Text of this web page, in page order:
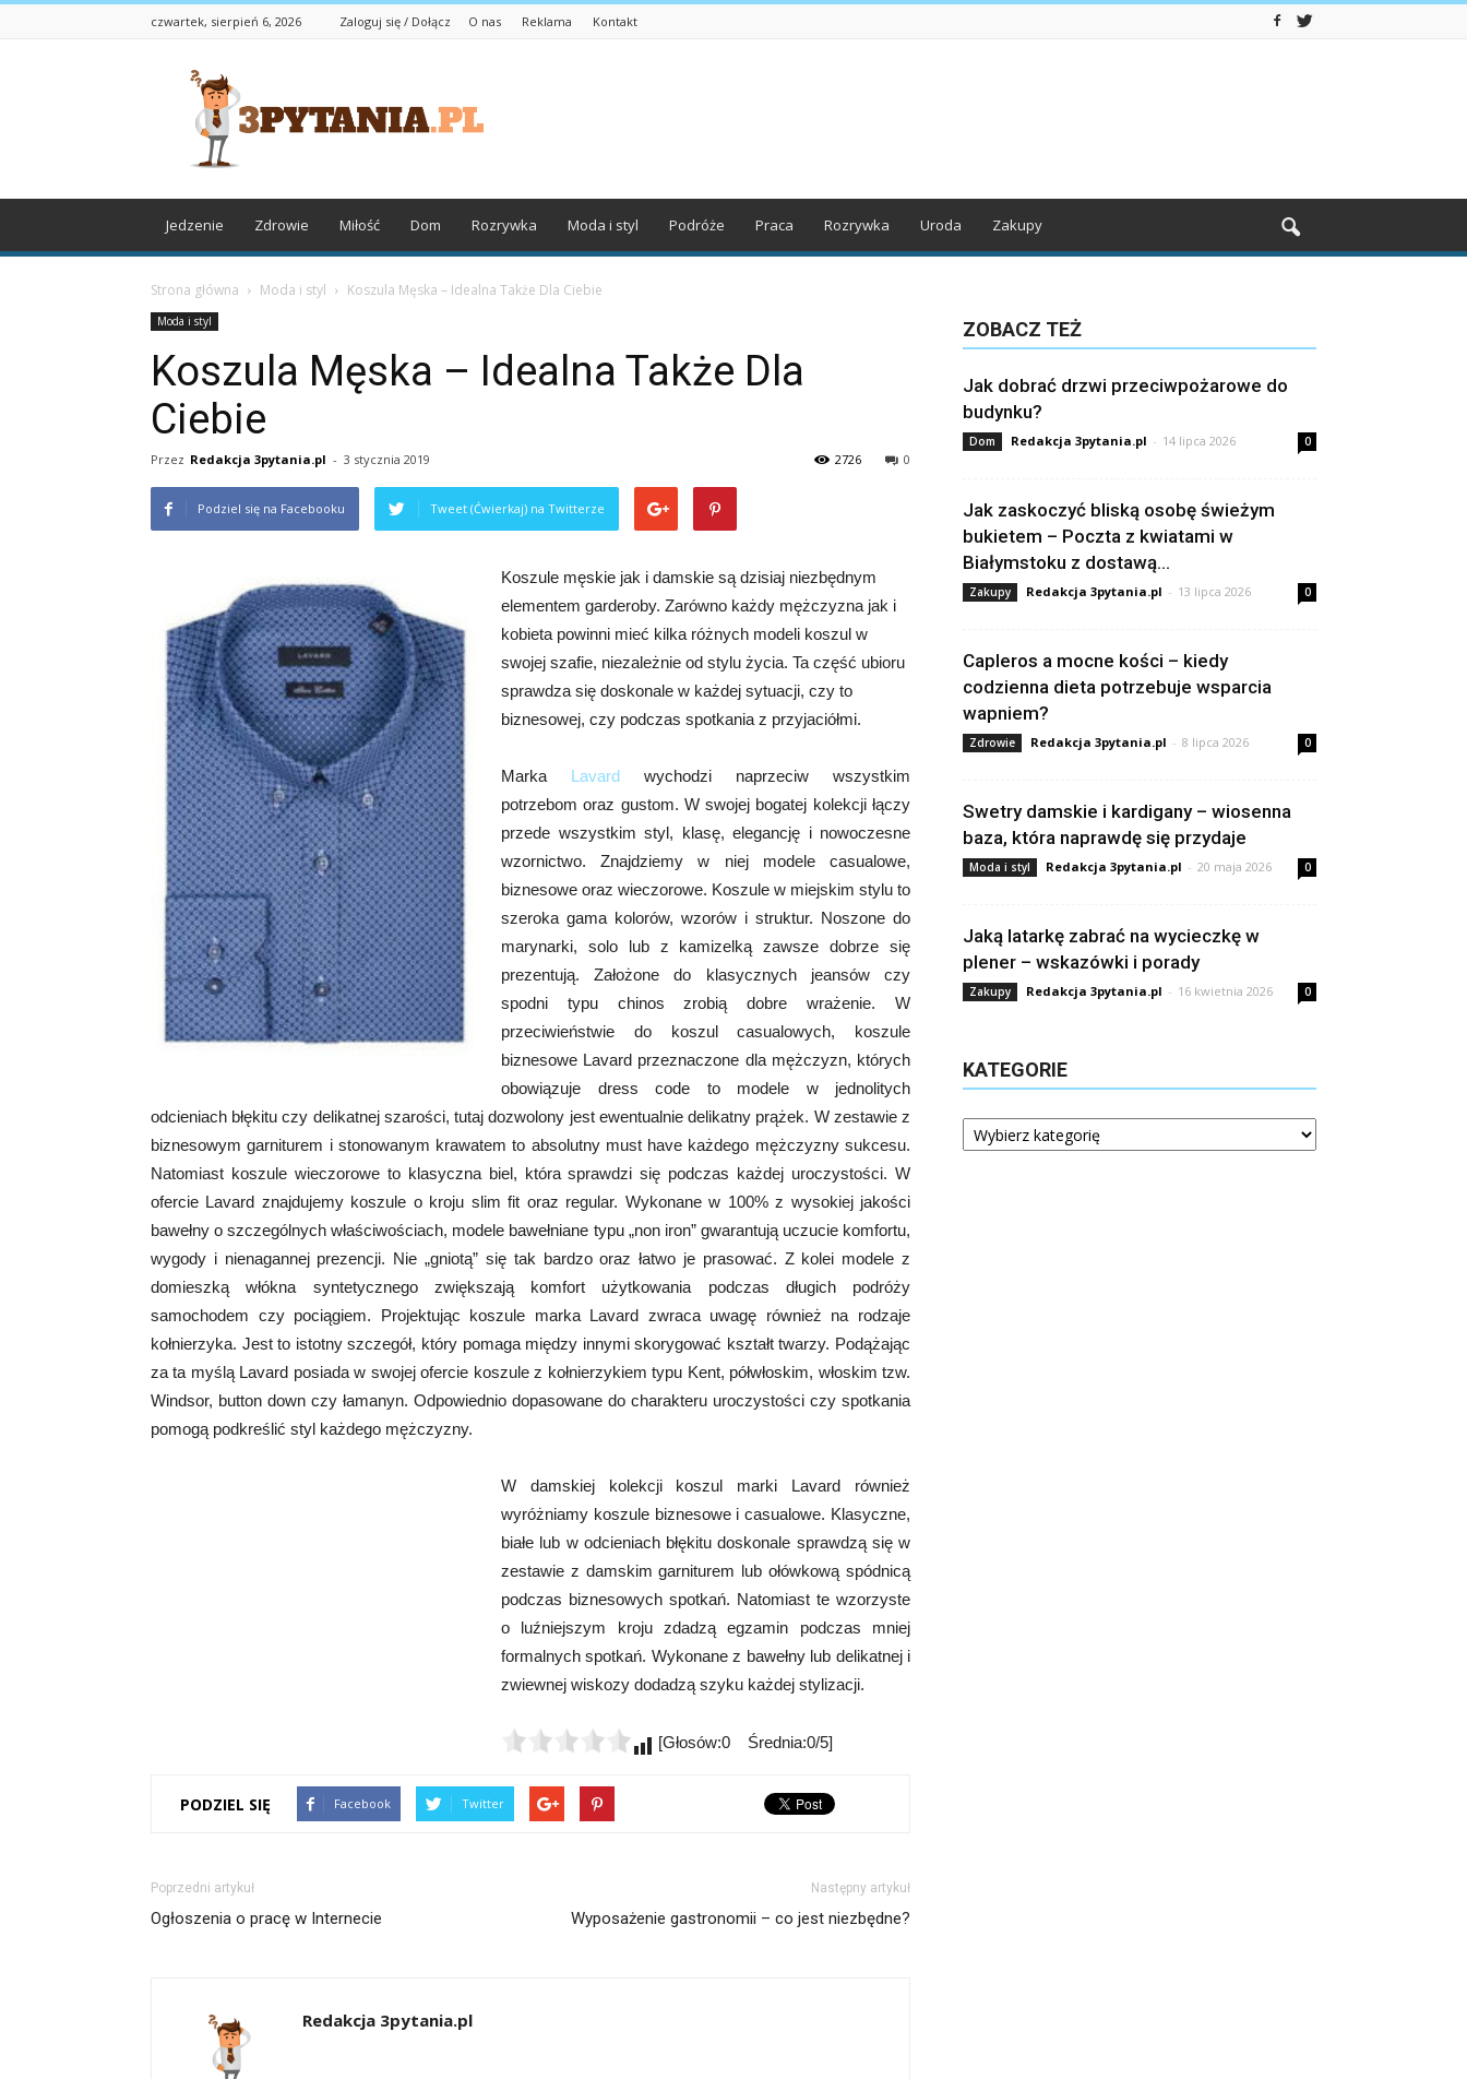
czwartek, sierpień 6, 2026 Zaloguj się / Dołącz O nas Reklama Kontakt
3pytania.pl
Jedzenie Zdrowie Miłość Dom Rozrywka Moda i styl Podróże Praca Rozrywka Uroda Zakupy
Strona główna Moda i styl Koszula Męska – Idealna Także Dla Ciebie
Moda i styl
Koszula Męska – Idealna Także Dla
Ciebie
Przez Redakcja 3pytania.pl - 3 stycznia 2019 0
2726
Podziel się na Facebooku Tweet (Ćwierkaj) na Twitterze
Koszule męskie jak i damskie są dzisiaj niezbędnym
elementem garderoby. Zarówno każdy mężczyzna jak i
kobieta powinni mieć kilka różnych modeli koszul w
swojej szafie, niezależnie od stylu życia. Ta część ubioru
sprawdza się doskonale w każdej sytuacji, czy to
biznesowej, czy podczas spotkania z przyjaciółmi.
Marka Lavard wychodzi naprzeciw wszystkim
potrzebom oraz gustom. W swojej bogatej kolekcji łączy
przede wszystkim styl, klasę, elegancję i nowoczesne
wzornictwo. Znajdziemy w niej modele casualowe,
biznesowe oraz wieczorowe. Koszule w miejskim stylu to
szeroka gama kolorów, wzorów i struktur. Noszone do
marynarki, solo lub z kamizelką zawsze dobrze się
prezentują. Założone do klasycznych jeansów czy
spodni typu chinos zrobią dobre wrażenie. W
przeciwieństwie do koszul casualowych, koszule
biznesowe Lavard przeznaczone dla mężczyzn, których
obowiązuje dress code to modele w jednolitych
odcieniach błękitu czy delikatnej szarości, tutaj dozwolony jest ewentualnie delikatny prążek. W zestawie z
biznesowym garniturem i stonowanym krawatem to absolutny must have każdego mężczyzny sukcesu.
Natomiast koszule wieczorowe to klasyczna biel, która sprawdzi się podczas każdej uroczystości. W
ofercie Lavard znajdujemy koszule o kroju slim fit oraz regular. Wykonane w 100% z wysokiej jakości
bawełny o szczególnych właściwościach, modele bawełniane typu „non iron” gwarantują uczucie komfortu,
wygody i nienagannej prezencji. Nie „gniotą” się tak bardzo oraz łatwo je prasować. Z kolei modele z
domieszką włókna syntetycznego zwiększają komfort użytkowania podczas długich podróży
samochodem czy pociągiem. Projektując koszule marka Lavard zwraca uwagę również na rodzaje
kołnierzyka. Jest to istotny szczegół, który pomaga między innymi skorygować kształt twarzy. Podążając
za ta myślą Lavard posiada w swojej ofercie koszule z kołnierzykiem typu Kent, półwłoskim, włoskim tzw.
Windsor, button down czy łamanyn. Odpowiednio dopasowane do charakteru uroczystości czy spotkania
pomogą podkreślić styl każdego mężczyzny.
W damskiej kolekcji koszul marki Lavard również
wyróżniamy koszule biznesowe i casualowe. Klasyczne,
białe lub w odcieniach błękitu doskonale sprawdzą się w
zestawie z damskim garniturem lub ołówkową spódnicą
podczas biznesowych spotkań. Natomiast te wzorzyste
o luźniejszym kroju zdadzą egzamin podczas mniej
formalnych spotkań. Wykonane z bawełny lub delikatnej i
zwiewnej wiskozy dodadzą szyku każdej stylizacji.
[Głosów:0 Średnia:0/5]
PODZIEL SIĘ Facebook Twitter
Poprzedni artykuł
Ogłoszenia o pracę w Internecie
Następny artykuł
Wyposażenie gastronomii – co jest niezbędne?
Redakcja 3pytania.pl
ZOBACZ TEŻ
Jak dobrać drzwi przeciwpożarowe do
budynku?
Dom Redakcja 3pytania.pl - 14 lipca 2026 0
Jak zaskoczyć bliską osobę świeżym
bukietem – Poczta z kwiatami w
Białymstoku z dostawą...
Zakupy Redakcja 3pytania.pl - 13 lipca 2026 0
Capleros a mocne kości – kiedy
codzienna dieta potrzebuje wsparcia
wapniem?
Zdrowie Redakcja 3pytania.pl - 8 lipca 2026 0
Swetry damskie i kardigany – wiosenna
baza, która naprawdę się przydaje
Moda i styl Redakcja 3pytania.pl - 20 maja 2026 0
Jaką latarkę zabrać na wycieczkę w
plener – wskazówki i porady
Zakupy Redakcja 3pytania.pl - 16 kwietnia 2026 0
KATEGORIE
Kategorie